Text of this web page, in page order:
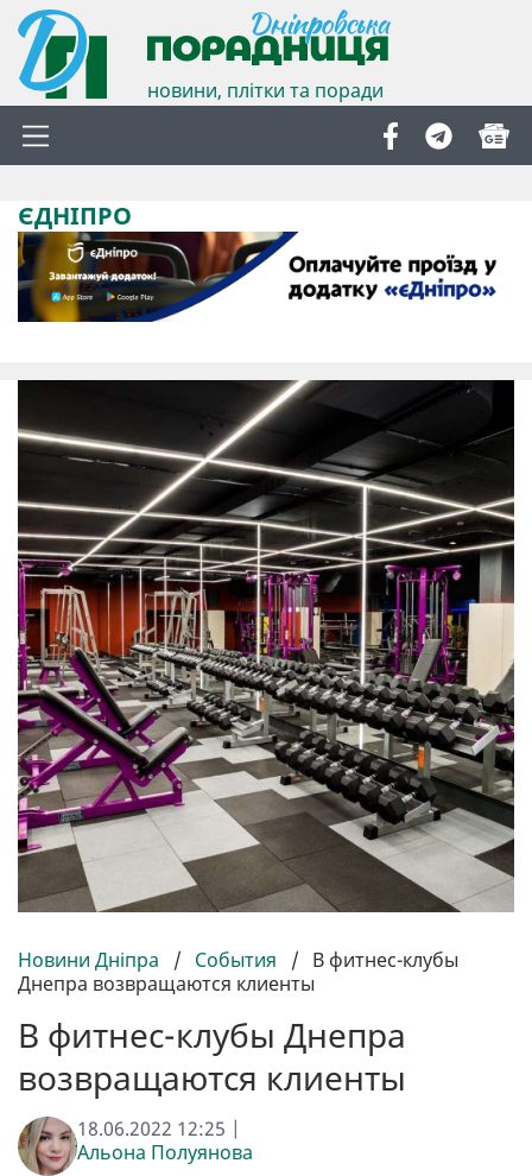
новини, плітки та поради
ЄДНІПРО
Новини Дніпра / События / В фитнес-клубы
Днепра возвращаются клиенты
В фитнес-клубы Днепра
возвращаются клиенты
18.06.2022 12:25 |
Альона Полуянова